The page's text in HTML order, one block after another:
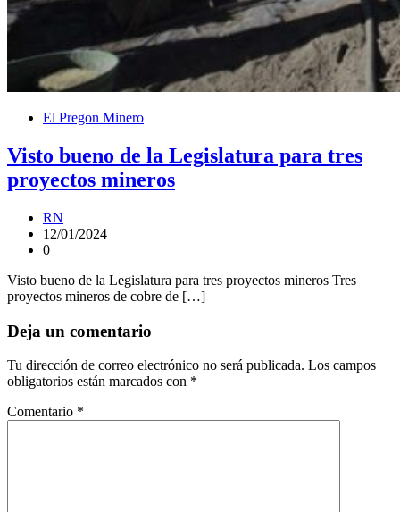
El Pregon Minero
Visto bueno de la Legislatura para tres
proyectos mineros
RN
12/01/2024
0
Visto bueno de la Legislatura para tres proyectos mineros Tres
proyectos mineros de cobre de […]
Deja un comentario
Tu dirección de correo electrónico no será publicada. Los campos
obligatorios están marcados con *
Comentario *